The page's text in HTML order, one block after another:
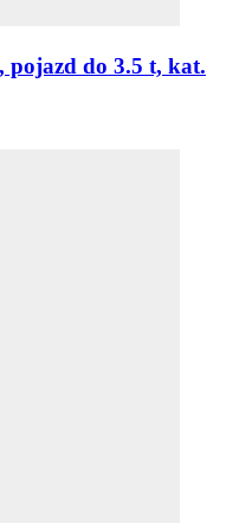
pojazd do 3.5 t, kat.